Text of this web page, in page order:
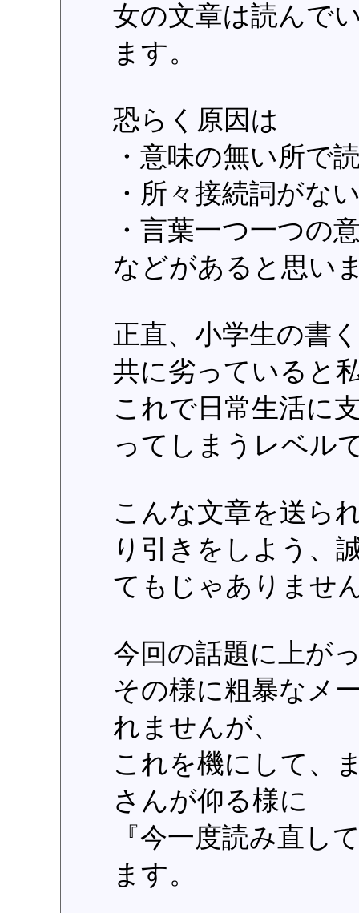
女の文章は読んで
ます。
恐らく原因は
・意味の無い所で
・所々接続詞がな
・言葉一つ一つの
などがあると思い
正直、小学生の書
共に劣っていると
これで日常生活に
ってしまうレベル
こんな文章を送ら
り引きをしよう、
てもじゃありませ
今回の話題に上が
その様に粗暴なメ
れませんが、
これを機にして、
さんが仰る様に
『今一度読み直し
ます。